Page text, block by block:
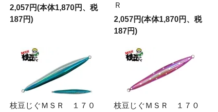
2,057円(本体1,870円、税
187円)
Ｒ
2,057円(本体1,870円、税
187円)
枝豆じぐＭＳＲ １７０
枝豆じぐＭＳＲ １７０